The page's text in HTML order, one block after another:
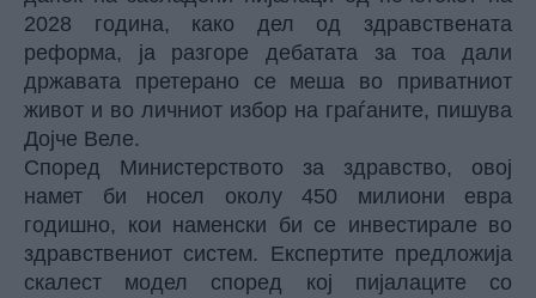
2028 година, како дел од здравствената
реформа, ја разгоре дебатата за тоа дали
државата претерано се меша во приватниот
живот и во личниот избор на граѓаните, пишува
Дојче Веле.
Според Министерството за здравство, овој
намет би носел околу 450 милиони евра
годишно, кои наменски би се инвестирале во
здравствениот систем. Експертите предложија
скалест модел според кој пијалаците со